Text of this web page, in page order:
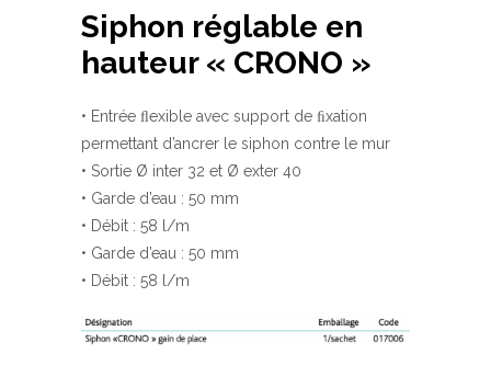
Siphon réglable en
hauteur « CRONO »
• Entrée ﬂexible avec support de ﬁxation
permettant d’ancrer le siphon contre le mur
• Sortie Ø inter 32 et Ø exter 40
• Garde d’eau : 50 mm
• Débit : 58 l/m
• Garde d’eau : 50 mm
• Débit : 58 l/m